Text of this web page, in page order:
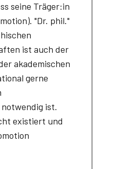
seine Träger:in
"Dr. phil."
ist auch der
akademischen
gerne
ist.
existiert und